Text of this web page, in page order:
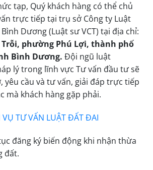
tạp, Quý khách hàng có thể chủ
trực tiếp tại trụ sở Công ty Luật
Dương (Luật sư VCT) tại địa chỉ:
Trỗi, phường Phú Lợi, thành phố
Bình Dương. Đội ngũ luật
lý trong lĩnh vực Tư vấn đầu tư sẽ
yêu cầu và tư vấn, giải đáp trực tiếp
mà khách hàng gặp phải.
VỤ TƯ VẤN LUẬT ĐẤT ĐAI
đăng ký biến động khi nhận thừa
đất.